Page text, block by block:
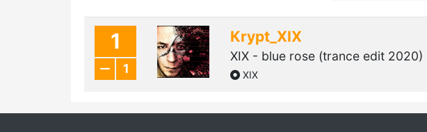
1
1
Krypt_XIX
XIX - blue rose (trance edit 2020)
XIX